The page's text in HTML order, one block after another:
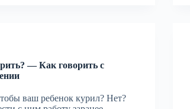
— Как говорить с
ваш ребенок курил? Нет?